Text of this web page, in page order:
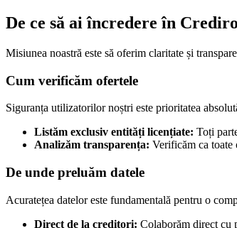
De ce să ai încredere în
Misiunea noastră este să oferim claritate și
Cum verificăm ofertele
Siguranța utilizatorilor noștri este prioritatea
Listăm exclusiv entități licențiate: Toți
Analizăm transparența: Verificăm ca toate
De unde preluăm datele
Acuratețea datelor este fundamentală pentru o
Direct de la creditori: Colaborăm direct cu